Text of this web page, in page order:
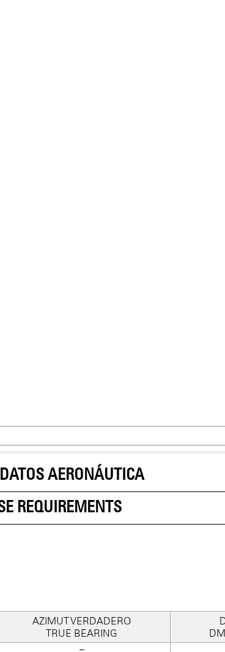
AERONÁUTICA
REQUIREMENTS
AZIMUT VERDADERO
TRUE BEARING
–